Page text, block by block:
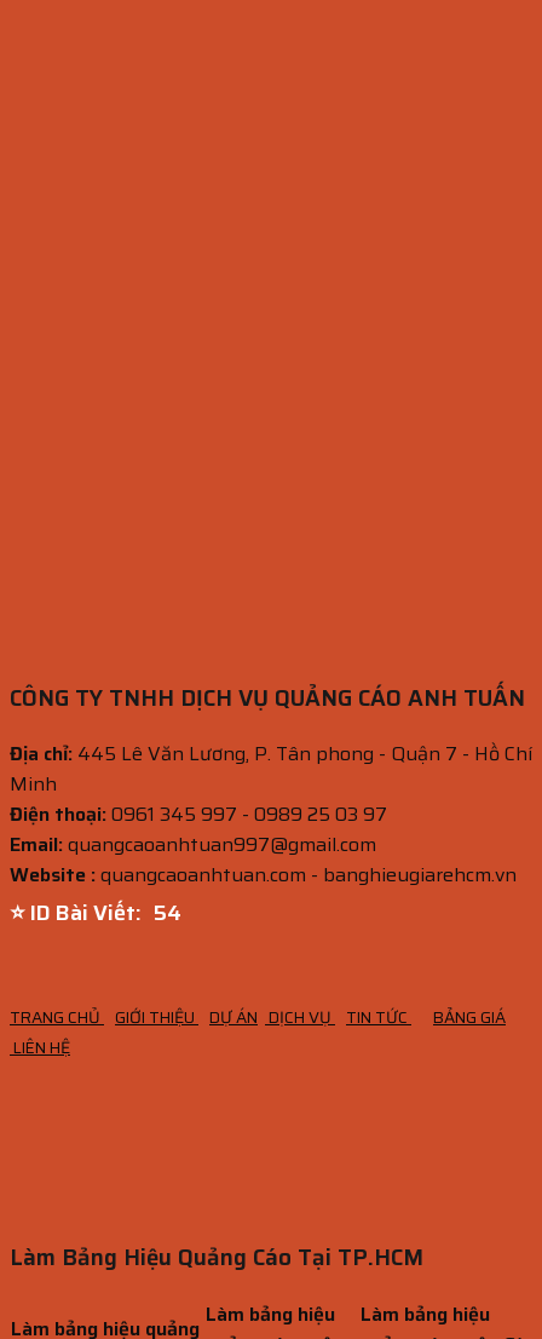
CÔNG TY TNHH DỊCH VỤ QUẢNG CÁO ANH TUẤN
Địa chỉ: 445 Lê Văn Lương, P. Tân phong - Quận 7 - Hồ Chí
Minh
Điện thoại:0961 345 997 - 0989 25 03 97
Email:quangcaoanhtuan997@gmail.com
Website :quangcaoanhtuan.com - banghieugiarehcm.vn
⭐ ID Bài Viết: 53
TRANG CHỦ GIỚI THIỆU DỰ ÁN DỊCH VỤ TIN TỨC
BẢNG GIÁ
LIÊN HỆ
Làm Bảng Hiệu Quảng Cáo Tại TP.HCM
Làm bảng hiệu quảng Làm bảng hiệu
Làm bảng hiệu